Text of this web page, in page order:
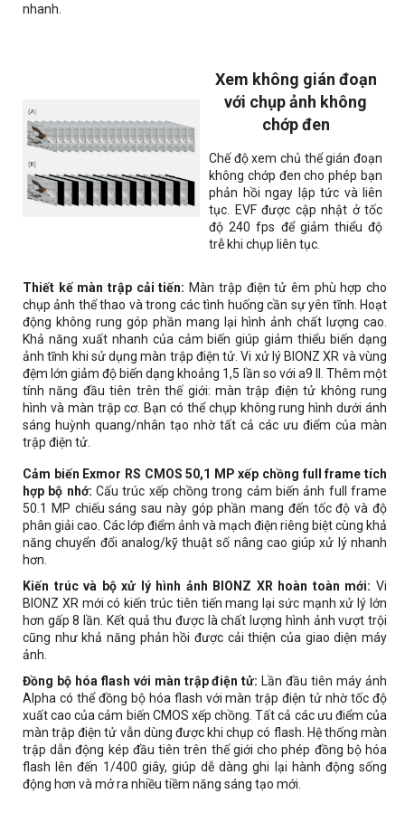
nhanh.
Xem không gián đoạn
với chụp ảnh không
chớp đen
Chế độ xem chủ thể gián đoạn
không chớp đen cho phép bạn
phản hồi ngay lập tức và liên
tục. EVF được cập nhật ở tốc
độ 240 fps để giảm thiểu độ
trễ khi chụp liên tục.
Thiết kế màn trập cải tiến: Màn trập điện tử êm phù hợp cho
chụp ảnh thể thao và trong các tình huống cần sự yên tĩnh. Hoạt
động không rung góp phần mang lại hình ảnh chất lượng cao.
Khả năng xuất nhanh của cảm biến giúp giảm thiểu biến dạng
ảnh tĩnh khi sử dụng màn trập điện tử. Vi xử lý BIONZ XR và vùng
đệm lớn giảm độ biến dạng khoảng 1,5 lần so với a9 II. Thêm một
tính năng đầu tiên trên thế giới: màn trập điện tử không rung
hình và màn trập cơ. Bạn có thể chụp không rung hình dưới ánh
sáng huỳnh quang/nhân tạo nhờ tất cả các ưu điểm của màn
trập điện tử.
Cảm biến Exmor RS CMOS 50,1 MP xếp chồng full frame tích
hợp bộ nhớ: Cấu trúc xếp chồng trong cảm biến ảnh full frame
50.1 MP chiếu sáng sau này góp phần mang đến tốc độ và độ
phân giải cao. Các lớp điểm ảnh và mạch điện riêng biệt cùng khả
năng chuyển đổi analog/kỹ thuật số nâng cao giúp xử lý nhanh
hơn.
Kiến trúc và bộ xử lý hình ảnh BIONZ XR hoàn toàn mới: Vi
BIONZ XR mới có kiến trúc tiên tiến mang lại sức mạnh xử lý lớn
hơn gấp 8 lần. Kết quả thu được là chất lượng hình ảnh vượt trội
cũng như khả năng phản hồi được cải thiện của giao diện máy
ảnh.
Đồng bộ hóa flash với màn trập điện tử: Lần đầu tiên máy ảnh
Alpha có thể đồng bộ hóa flash với màn trập điện tử nhờ tốc độ
xuất cao của cảm biến CMOS xếp chồng. Tất cả các ưu điểm của
màn trập điện tử vẫn dùng được khi chụp có flash. Hệ thống màn
trập dẫn động kép đầu tiên trên thế giới cho phép đồng bộ hóa
flash lên đến 1/400 giây, giúp dễ dàng ghi lại hành động sống
động hơn và mở ra nhiều tiềm năng sáng tạo mới.